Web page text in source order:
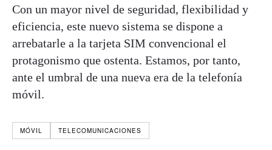
Con un mayor nivel de seguridad, flexibilidad y
eficiencia, este nuevo sistema se dispone a
arrebatarle a la tarjeta SIM convencional el
protagonismo que ostenta. Estamos, por tanto,
ante el umbral de una nueva era de la telefonía
móvil.
MÓVIL TELECOMUNICACIONES